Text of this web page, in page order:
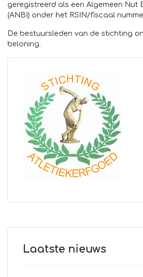
geregistreerd als een Algemeen Nut
(ANBI) onder het RSIN/fiscaal
De bestuursleden van de stichting
beloning.
Laatste nieuws